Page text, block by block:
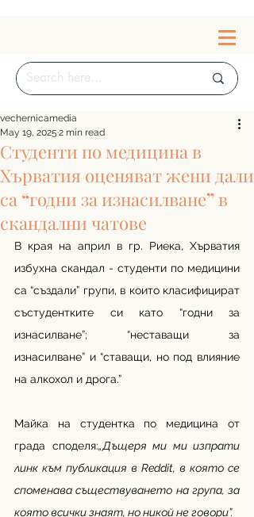
Студенти по медицина в
Хърватия оценяват жени дали
са “годни за изнасилване” в
скандални чатове
vechernicamedia
May 19, 2025 2 min read
В края на април в гр. Риека, Хърватия
избухна скандал - студенти по медицини
са “създали” групи, в които класифицират
състудентките си като “годни за
изнасилване”; “неставащи за
изнасилване” и “ставащи, но под влияние
на алкохол и дрога.”
Майка на студентка по медицина от
града споделя:„Дъщеря ми ми изпрати
линк към публикация в Reddit, в която се
споменава съществуването на група, за
която всички знаят, но никой не говори”.